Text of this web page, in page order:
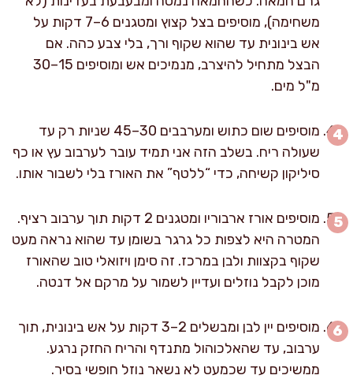
משחימה), מוסיפים בצל קצוץ ומטגנים 6–7 דקות על
אש בינונית עד שהוא שקוף ורך, בלי צבע כהה. אם
הבצל מתחיל להיצרב, מנמיכים אש ומוסיפים 15–30
מ"ל מים.
מוסיפים שום כתוש ומערבבים 30–45 שניות רק עד
שעולה ריח. בשלב הזה אני תמיד עובר לערבוב עץ או כף
סיליקון קשיחה, כדי “ללטף” את האורז בלי לשבור אותו.
מוסיפים אורז ארבוריו ומטגנים 2 דקות תוך ערבוב רציף.
המטרה היא לצפות כל גרגר בשומן עד שהוא נראה מעט
שקוף בקצוות ולבן במרכז. זה סימן ויזואלי טוב שהאורז
מוכן לקבל נוזלים ועדיין לשמור על מרקם אל דנטה.
מוסיפים יין לבן ומבשלים 2–3 דקות על אש בינונית, תוך
ערבוב, עד שהאלכוהול מתנדף והריח החזק נרגע.
ממשיכים עד שכמעט לא נשאר נוזל חופשי בסיר.